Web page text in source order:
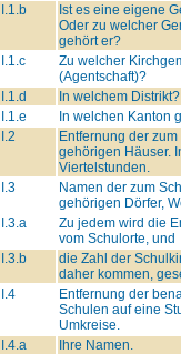
I.1.b
Ist es eine eigene
Oder zu welcher
gehört er?
I.1.c
Zu welcher
(Agentschaft)?
I.1.d
In welchem Distrikt?
I.1.e
In welchen Kanton
I.2
Entfernung der
gehörigen Häuser.
Viertelstunden.
I.3
Namen der zum
gehörigen Dörfer,
I.3.a
Zu jedem wird die
vom Schulorte, und
I.3.b
die Zahl der
daher kommen,
I.4
Entfernung der
Schulen auf eine
Umkreise.
I.4.a
Ihre Namen.